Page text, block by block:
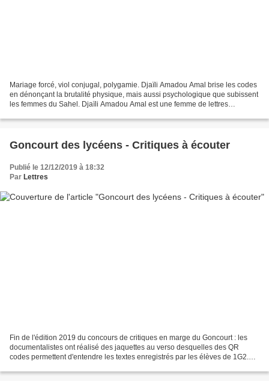
Mariage forcé, viol conjugal, polygamie. Djaïli Amadou Amal brise les codes
en dénonçant la brutalité physique, mais aussi psychologique que subissent
les femmes du Sahel. Djaïli Amadou Amal est une femme de lettres
Goncourt des lycéens - Critiques à écouter
Publié le 12/12/2019 à 18:32
Par Lettres
Fin de l'édition 2019 du concours de critiques en marge du Goncourt : les
documentalistes ont réalisé des jaquettes au verso desquelles des QR
codes permettent d'entendre les textes enregistrés par les élèves de 1G2.